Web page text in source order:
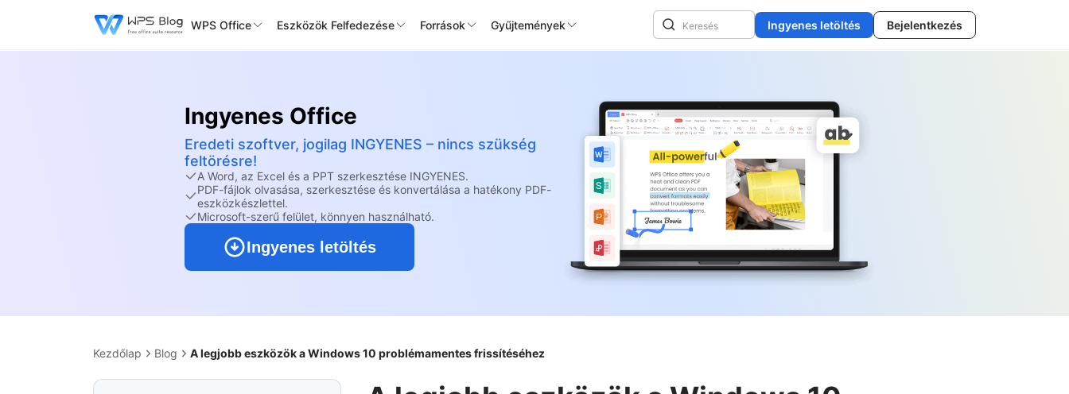
WPS Office Eszközök Felfedezése Források Gyűjtemények Ingyenes letöltés Bejelentkezés
Ingyenes Office
Eredeti szoftver, jogilag INGYENES – nincs szükség
feltörésre!
A Word, az Excel és a PPT szerkesztése INGYENES.
PDF-fájlok olvasása, szerkesztése és konvertálása a hatékony PDF-
eszközkészlettel.
Microsoft-szerű felület, könnyen használható.
Ingyenes letöltés
Kezdőlap Blog A legjobb eszközök a Windows 10 problémamentes frissítéséhez